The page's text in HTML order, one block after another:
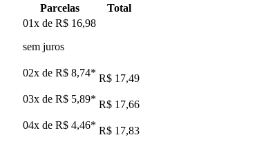
Parcelas
Total
01x de R$ 16,98
sem juros
02x de R$ 8,74* R$ 17,49
03x de R$ 5,89* R$ 17,66
04x de R$ 4,46* R$ 17,83